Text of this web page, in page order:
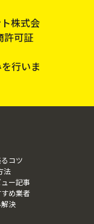
コツ
法
ー記事
め業者
決
株式会
許可証
行いま